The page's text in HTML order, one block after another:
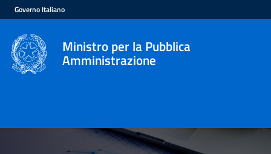
Governo Italiano
Ministro per la Pubblica
Amministrazione